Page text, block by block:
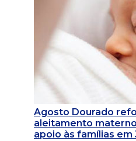
Agosto Dourado
aleitamento
apoio às famílias em